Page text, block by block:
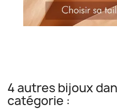
4 autres bijoux
catégorie :